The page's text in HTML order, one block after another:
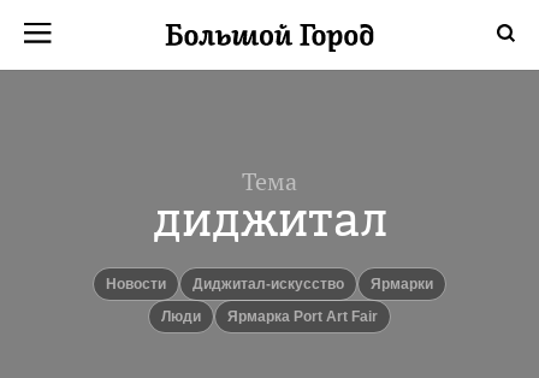
Тема
диджитал
новости диджитал-искусство
ярмарки
люди
Ярмарка Port Art Fair